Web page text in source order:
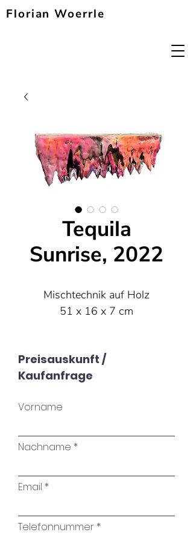
Florian Woerrle
Tequila
Sunrise, 2022
Mischtechnik auf Holz
51 x 16 x 7 cm
Preisauskunft /
Kaufanfrage
Vorname
Nachname
Email
Telefonnummer